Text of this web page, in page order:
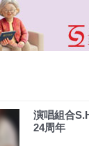
演唱組合
24周年